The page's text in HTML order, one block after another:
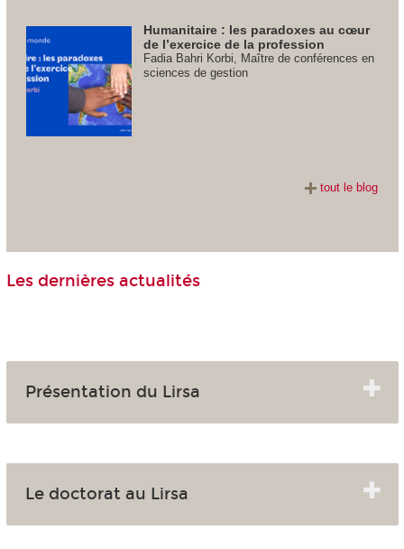
Humanitaire : les paradoxes au cœur
de l’exercice de la profession
Fadia Bahri Korbi, Maître de conférences en
sciences de gestion
tout le blog
Les dernières actualités
Présentation du Lirsa
Le doctorat au Lirsa